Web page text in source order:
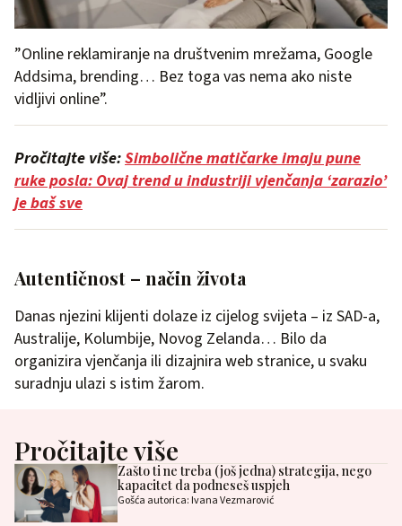
”Online reklamiranje na društvenim mrežama, Google
Addsima, brending… Bez toga vas nema ako niste
vidljivi online”.
Pročitajte više:Simbolične matičarke imaju pune
ruke posla: Ovaj trend u industriji vjenčanja ‘zarazio’
je baš sve
Autentičnost – način života
Danas njezini klijenti dolaze iz cijelog svijeta – iz SAD-a,
Australije, Kolumbije, Novog Zelanda… Bilo da
organizira vjenčanja ili dizajnira web stranice, u svaku
suradnju ulazi s istim žarom.
Pročitajte više
Zašto ti ne treba (još jedna) strategija, nego
kapacitet da podneseš uspjeh
Gošća autorica: Ivana Vezmarović